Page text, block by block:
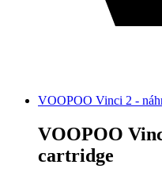
VOOPOO Vinci 2 -
VOOPOO
cartridge